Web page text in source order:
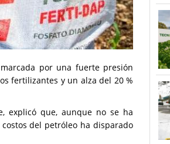
por una fuerte presión
fertilizantes y un alza del 20 %
explicó que, aunque no se ha
del petróleo ha disparado